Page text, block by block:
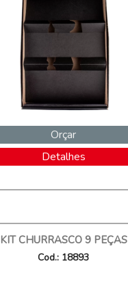
Orçar
Detalhes
KIT CHURRASCO 9 PEÇAS
Cod.: 18893